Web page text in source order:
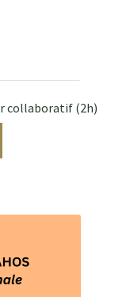
collaboratif (2h)